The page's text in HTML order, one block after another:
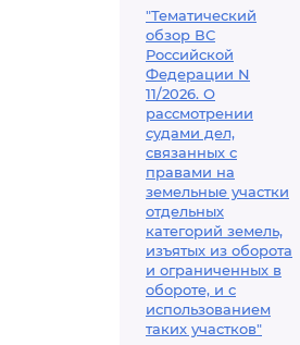
"Тематический
обзор ВС
Российской
Федерации N
11/2026. О
рассмотрении
судами дел,
связанных с
правами на
земельные участки
отдельных
категорий земель,
изъятых из оборота
и ограниченных в
обороте, и с
использованием
таких участков"